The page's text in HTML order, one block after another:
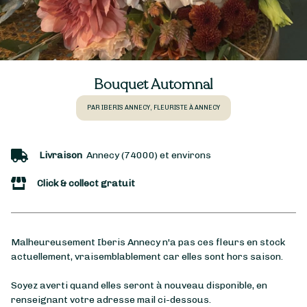
Bouquet Automnal
PAR IBERIS ANNECY, FLEURISTE À ANNECY
Livraison Annecy (74000) et environs
Click & collect gratuit
Malheureusement Iberis Annecy n'a pas ces fleurs en stock
actuellement, vraisemblablement car elles sont hors saison.
Soyez averti quand elles seront à nouveau disponible, en
renseignant votre adresse mail ci-dessous.